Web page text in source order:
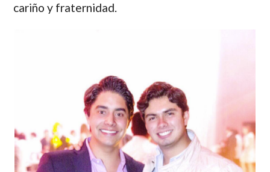
cariño y fraternidad.